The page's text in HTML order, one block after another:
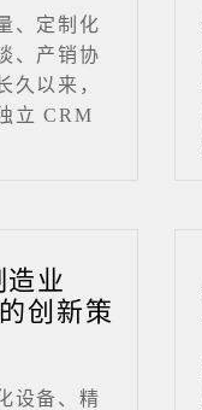
、定制化
、产销协
久以来，
立 CRM
业
创新策
设备、精